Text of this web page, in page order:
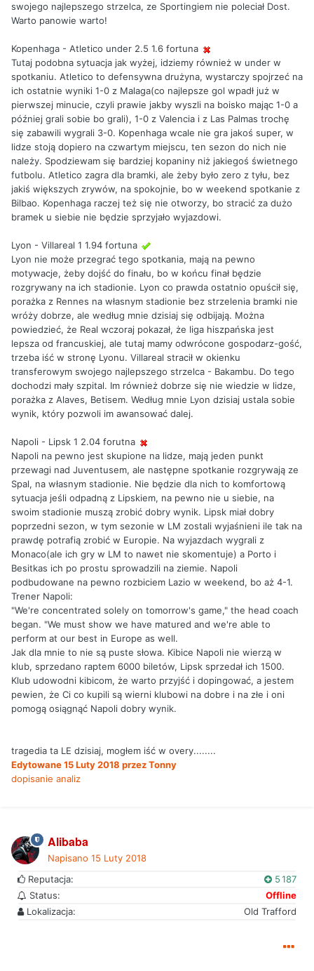
swojego najlepszego strzelca, ze Sportingiem nie poleciał Dost.
Warto panowie warto!
Kopenhaga - Atletico under 2.5 1.6 fortuna
Tutaj podobna sytuacja jak wyżej, idziemy również w under w
spotkaniu. Atletico to defensywna drużyna, wystarczy spojrzeć na
ich ostatnie wyniki 1-0 z Malaga(co najlepsze gol wpadł już w
pierwszej minucie, czyli prawie jakby wyszli na boisko mając 1-0 a
później grali sobie bo grali), 1-0 z Valencia i z Las Palmas trochę
się zabawili wygrali 3-0. Kopenhaga wcale nie gra jakoś super, w
lidze stoją dopiero na czwartym miejscu, ten sezon do nich nie
należy. Spodziewam się bardziej kopaniny niż jakiegoś świetnego
futbolu. Atletico zagra dla bramki, ale żeby było zero z tyłu, bez
jakiś większych zrywów, na spokojnie, bo w weekend spotkanie z
Bilbao. Kopenhaga raczej też się nie otworzy, bo stracić za dużo
bramek u siebie nie będzie sprzyjało wyjazdowi.
Lyon - Villareal 1 1.94 fortuna
Lyon nie może przegrać tego spotkania, mają na pewno
motywacje, żeby dojść do finału, bo w końcu finał będzie
rozgrywany na ich stadionie. Lyon co prawda ostatnio opuścił się,
porażka z Rennes na własnym stadionie bez strzelenia bramki nie
wróży dobrze, ale według mnie dzisiaj się odbijają. Można
powiedzieć, że Real wczoraj pokazał, że liga hiszpańska jest
lepsza od francuskiej, ale tutaj mamy odwrócone gospodarz-gość,
trzeba iść w stronę Lyonu. Villareal stracił w okienku
transferowym swojego najlepszego strzelca - Bakambu. Do tego
dochodzi mały szpital. Im również dobrze się nie wiedzie w lidze,
porażka z Alaves, Betisem. Według mnie Lyon dzisiaj ustala sobie
wynik, który pozwoli im awansować dalej.
Napoli - Lipsk 1 2.04 forutna
Napoli na pewno jest skupione na lidze, mają jeden punkt
przewagi nad Juventusem, ale następne spotkanie rozgrywają ze
Spal, na własnym stadionie. Nie będzie dla nich to komfortową
sytuacja jeśli odpadną z Lipskiem, na pewno nie u siebie, na
swoim stadionie muszą zrobić dobry wynik. Lipsk miał dobry
poprzedni sezon, w tym sezonie w LM zostali wyjaśnieni ile tak na
prawdę potrafią zrobić w Europie. Na wyjazdach wygrali z
Monaco(ale ich gry w LM to nawet nie skomentuje) a Porto i
Besitkas ich po prostu sprowadzili na ziemie. Napoli
podbudowane na pewno rozbiciem Lazio w weekend, bo aż 4-1.
Trener Napoli:
"We're concentrated solely on tomorrow's game," the head coach
began. "We must show we have matured and we're able to
perform at our best in Europe as well.
Jak dla mnie to nie są puste słowa. Kibice Napoli nie wierzą w
klub, sprzedano raptem 6000 biletów, Lipsk sprzedał ich 1500.
Klub udowodni kibicom, że warto przyjść i dopingować, a jestem
pewien, że Ci co kupili są wierni klubowi na dobre i na złe i oni
pomogą osiągnąć Napoli dobry wynik.
tragedia ta LE dzisiaj, mogłem iść w overy........
Edytowane15 Luty 2018 przez Tonny
dopisanie analiz
Alibaba
Napisano 15 Luty 2018
Reputacja:
5 187
Status:
Offline
Lokalizacja:
Old Trafford